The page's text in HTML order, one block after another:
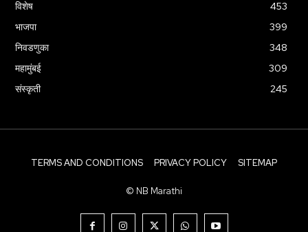
विशेष
453
भाजपा
399
निवडणुका
348
महामुंबई
309
संस्कृती
245
TERMS AND CONDITIONS PRIVACY POLICY SITEMAP
© NB Marathi